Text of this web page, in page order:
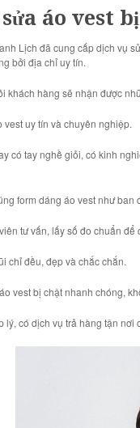
áo vest
Lịch đã cung cấp dịch vụ
bởi địa chỉ uy tín.
khách hàng sẽ nhận được
vest uy tín và chuyên nghiệp.
có tay nghề giỏi, có kinh
form dáng áo vest như ban
tư vấn, lấy số đo chuẩn
chỉ đều, đẹp và chắc chắn.
vest bị chật nhanh chóng,
lý, có dịch vụ trả hàng tận nơi